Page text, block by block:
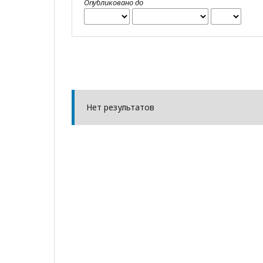
Опубликовано до
Нет результатов